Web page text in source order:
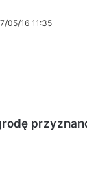
05/16 11:35